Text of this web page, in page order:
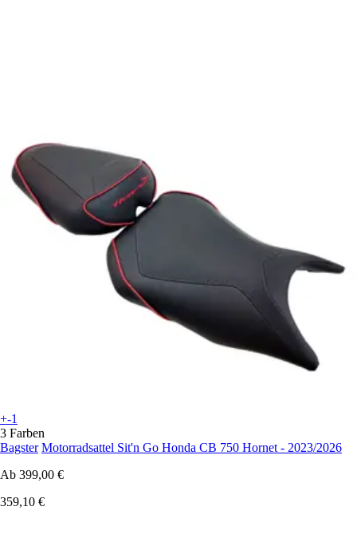
+-1
3 Farben
Bagster Motorradsattel Sit'n Go Honda CB 750 Hornet - 2023/2026
Ab 399,00 €
359,10 €